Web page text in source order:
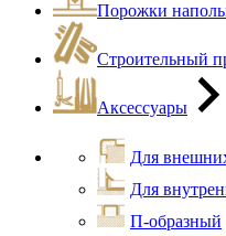
Порожки
Строительный
Аксессуары
Для
Для
П-образный